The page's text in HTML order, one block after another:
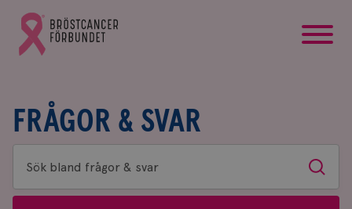
Gå
till
Bröstcancerförbundets
FRÅGOR & SVAR
Sök
bland
Sök